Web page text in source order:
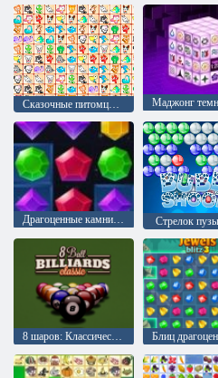
Драгоценные камни: Взрыв Стрелок
8 шаров: Классический бильярд